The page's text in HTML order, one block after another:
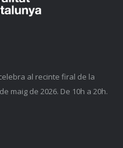
al recinte firal de la
maig de 2026. De 10h a 20h.